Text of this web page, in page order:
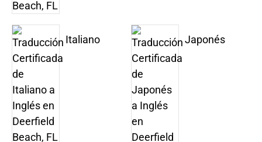
Italiano Japonés